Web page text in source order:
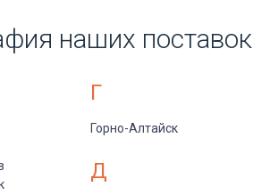
наших поставок
Г
Горно-Алтайск
Д